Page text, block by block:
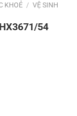
KHOẺ / VỆ SINH
54
3100 số lượng